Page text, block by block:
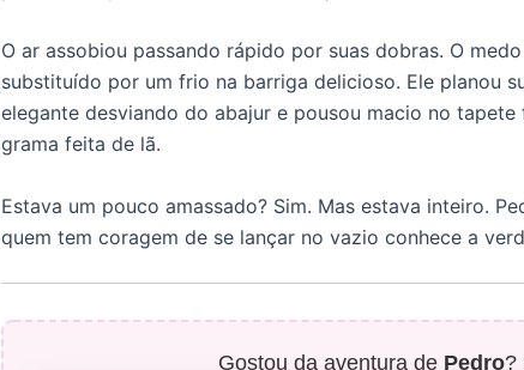
O ar assobiou passando rápido por suas dobras. O
substituído por um frio na barriga delicioso. Ele planou
elegante desviando do abajur e pousou macio no tapete
grama feita de lã.
Estava um pouco amassado? Sim. Mas estava inteiro.
quem tem coragem de se lançar no vazio conhece a
Gostou da aventura de Pedro?